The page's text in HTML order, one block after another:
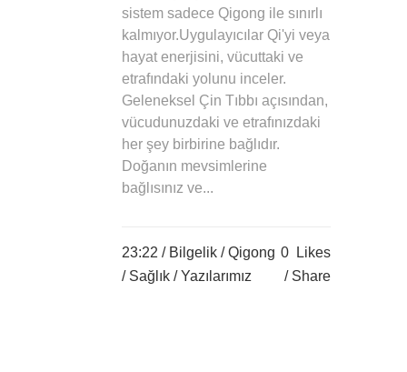
sistem sadece Qigong ile sınırlı
kalmıyor.Uygulayıcılar Qi'yi veya
hayat enerjisini, vücuttaki ve
etrafındaki yolunu inceler.
Geleneksel Çin Tıbbı açısından,
vücudunuzdaki ve etrafınızdaki
her şey birbirine bağlıdır.
Doğanın mevsimlerine
bağlısınız ve...
23:22 / Bilgelik /Qigong
/ Sağlık /Yazılarımız
0
Likes
Share